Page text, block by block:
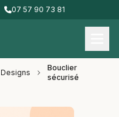
07 57 90 73 81
Designs
Bouclier
sécurisé